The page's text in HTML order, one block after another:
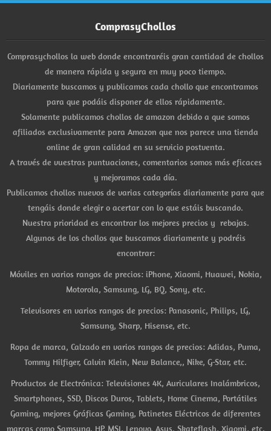
ComprasyChollos
Comprasychollos la web donde encontraréis gran cantidad de chollos
de manera rápida y segura en muy poco tiempo.
Diariamente buscamos y publicamos cada chollo que encontramos
para que podáis disponer de ellos rápidamente.
Solamente publicamos chollos de amazon debido a que somos
afiliados exclusivamente para Amazon que nos parece una tienda
online de gran calidad en su servicio postventa.
A través de vuestras puntuaciones, comentarios somos más eficaces
y mejoramos cada día.
Publicamos chollos nuevos de varias categorías diariamente para que
tengáis donde elegir o acertar con lo que estáis buscando.
Nuestra prioridad es encontrar los mejores precios y rebajas.
Algunos de los chollos que buscamos diariamente y podréis
encontrar:
Móviles en varios rangos de precios: iPhone, Xiaomi, Huawei, Nokia,
Motorola, Samsung, LG, BQ, Sony, etc.
Televisores en varios rangos de precios: Panasonic, Philips, LG,
Samsung, Sharp, Hisense, etc.
Ropa de marca, Calzado en varios rangos de precios: Adidas, Puma,
Tommy Hilfiger, Calvin Klein, New Balance,, Nike, G-Star, etc.
Productos de Electrónica: Televisiones 4K, Auriculares Inalámbricos,
Smartphones, SSD, Discos Duros, Tablets, Home Cinema, Portátiles
Gaming, mejores Gráficas Gaming, Patinetes Eléctricos de diferentes
marcas como Samsung, HP, MSI, Lenovo, Asus, Skateflash, Xiaomi, etc.